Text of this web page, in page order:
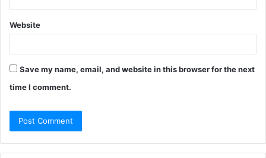
Website
Save my name, email, and website in this browser for the next
time I comment.